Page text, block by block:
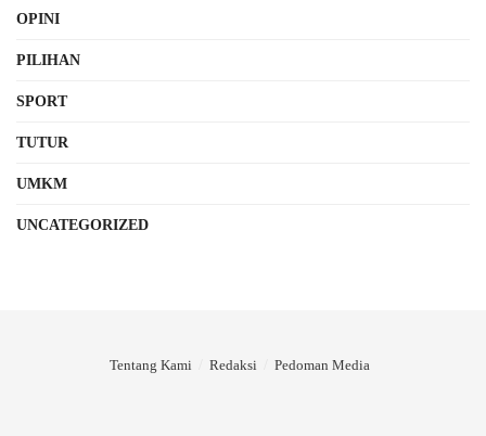
OPINI
PILIHAN
SPORT
TUTUR
UMKM
UNCATEGORIZED
Tentang Kami Redaksi Pedoman Media